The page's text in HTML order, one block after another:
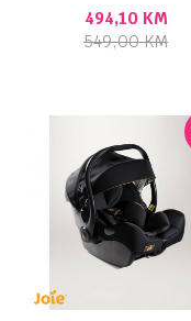
494,10 KM
549,00KM